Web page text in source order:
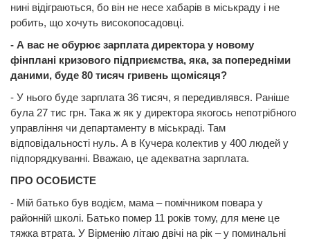
нині відіграються, бо він не несе хабарів в міськраду і не
робить, що хочуть високопосадовці.
- А вас не обурює зарплата директора у новому
фінплані кризового підприємства, яка, за попередніми
даними, буде 80 тисяч гривень щомісяця?
- У нього буде зарплата 36 тисяч, я передивлявся. Раніше
була 27 тис грн. Така ж як у директора якогось непотрібного
управління чи департаменту в міськраді. Там
відповідальності нуль. А в Кучера колектив у 400 людей у
підпорядкуванні. Вважаю, це адекватна зарплата.
ПРО ОСОБИСТЕ
- Мій батько був водієм, мама – помічником повара у
районній школі. Батько помер 11 років тому, для мене це
тяжка втрата. У Вірменію літаю двічі на рік – у поминальні